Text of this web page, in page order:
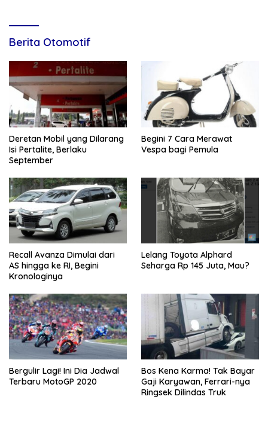
Berita Otomotif
Deretan Mobil yang Dilarang
Isi Pertalite, Berlaku
September
Begini 7 Cara Merawat
Vespa bagi Pemula
Recall Avanza Dimulai dari
AS hingga ke RI, Begini
Kronologinya
Lelang Toyota Alphard
Seharga Rp 145 Juta, Mau?
Bergulir Lagi! Ini Dia Jadwal
Terbaru MotoGP 2020
Bos Kena Karma! Tak Bayar
Gaji Karyawan, Ferrari-nya
Ringsek Dilindas Truk